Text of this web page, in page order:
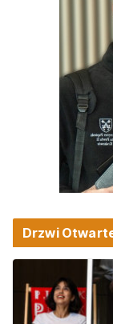
Drzwi